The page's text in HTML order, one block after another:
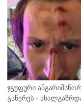
ჯგუფური
გაწერეს -